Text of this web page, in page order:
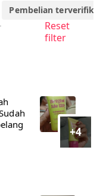
Pembelian terverifikasi
Reset
filter
+4